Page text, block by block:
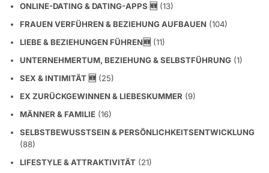
ONLINE-DATING & DATING-APPS 🆕 (13)
FRAUEN VERFÜHREN & BEZIEHUNG AUFBAUEN (104)
LIEBE & BEZIEHUNGEN FÜHREN🆕 (11)
UNTERNEHMERTUM, BEZIEHUNG & SELBSTFÜHRUNG (1)
SEX & INTIMITÄT 🆕 (25)
EX ZURÜCKGEWINNEN & LIEBESKUMMER (9)
MÄNNER & FAMILIE (16)
SELBSTBEWUSSTSEIN & PERSÖNLICHKEITSENTWICKLUNG
(88)
LIFESTYLE & ATTRAKTIVITÄT (21)